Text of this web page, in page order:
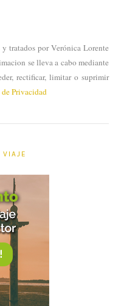
y tratados por Verónica Lorente
se lleva a cabo mediante
rectificar, limitar o suprimir
Privacidad
VIAJE